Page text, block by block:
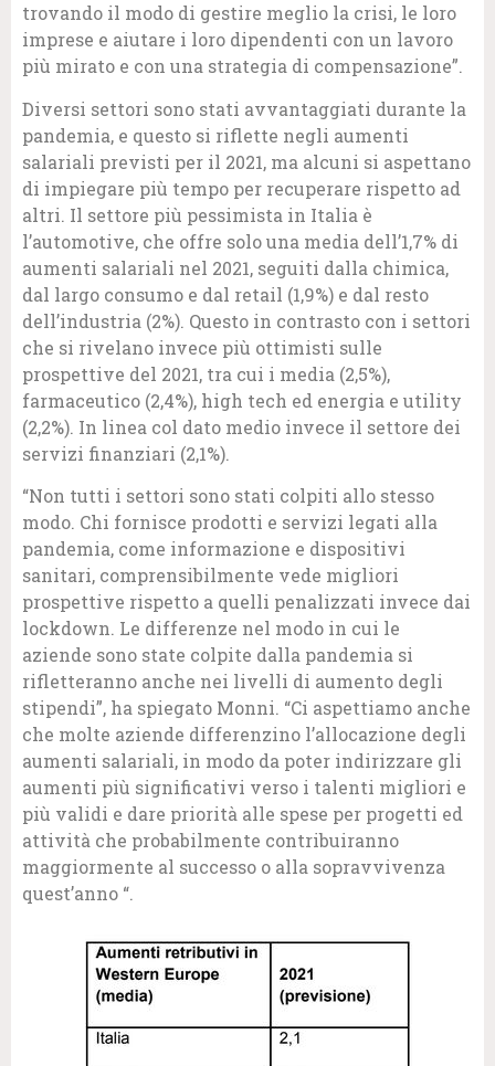
trovando il modo di gestire meglio la crisi, le loro
imprese e aiutare i loro dipendenti con un lavoro
più mirato e con una strategia di compensazione”.
Diversi settori sono stati avvantaggiati durante la
pandemia, e questo si riflette negli aumenti
salariali previsti per il 2021, ma alcuni si aspettano
di impiegare più tempo per recuperare rispetto ad
altri. Il settore più pessimista in Italia è
l’automotive, che offre solo una media dell’1,7% di
aumenti salariali nel 2021, seguiti dalla chimica,
dal largo consumo e dal retail (1,9%) e dal resto
dell’industria (2%). Questo in contrasto con i settori
che si rivelano invece più ottimisti sulle
prospettive del 2021, tra cui i media (2,5%),
farmaceutico (2,4%), high tech ed energia e utility
(2,2%). In linea col dato medio invece il settore dei
servizi finanziari (2,1%).
“Non tutti i settori sono stati colpiti allo stesso
modo. Chi fornisce prodotti e servizi legati alla
pandemia, come informazione e dispositivi
sanitari, comprensibilmente vede migliori
prospettive rispetto a quelli penalizzati invece dai
lockdown. Le differenze nel modo in cui le
aziende sono state colpite dalla pandemia si
rifletteranno anche nei livelli di aumento degli
stipendi”, ha spiegato Monni. “Ci aspettiamo anche
che molte aziende differenzino l’allocazione degli
aumenti salariali, in modo da poter indirizzare gli
aumenti più significativi verso i talenti migliori e
più validi e dare priorità alle spese per progetti ed
attività che probabilmente contribuiranno
maggiormente al successo o alla sopravvivenza
quest’anno “.